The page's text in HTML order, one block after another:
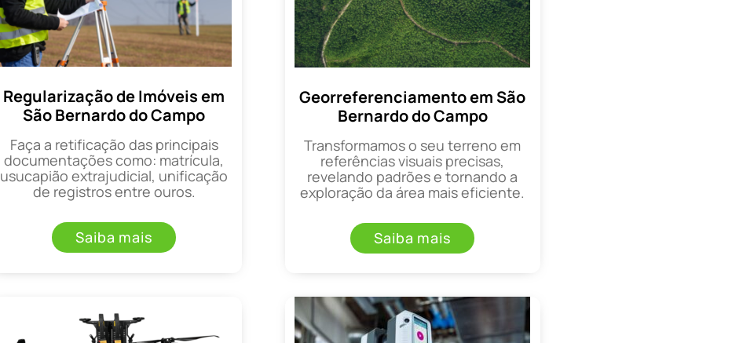
Regularização de Imóveis em
São Bernardo do Campo
Faça a retificação das principais
documentações como: matrícula,
usucapião extrajudicial, unificação
de registros entre ouros.
Saiba mais
Georreferenciamento em São
Bernardo do Campo
Transformamos o seu terreno em
referências visuais precisas,
revelando padrões e tornando a
exploração da área mais eficiente.
Saiba mais